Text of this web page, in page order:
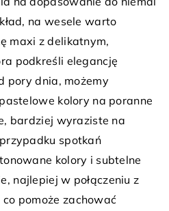
na wesele warto
maxi z delikatnym,
podkreśli elegancję
pory dnia, możemy
kolory na poranne
bardziej wyraziste na
spotkań
kolory i subtelne
najlepiej w połączeniu z
pomoże zachować